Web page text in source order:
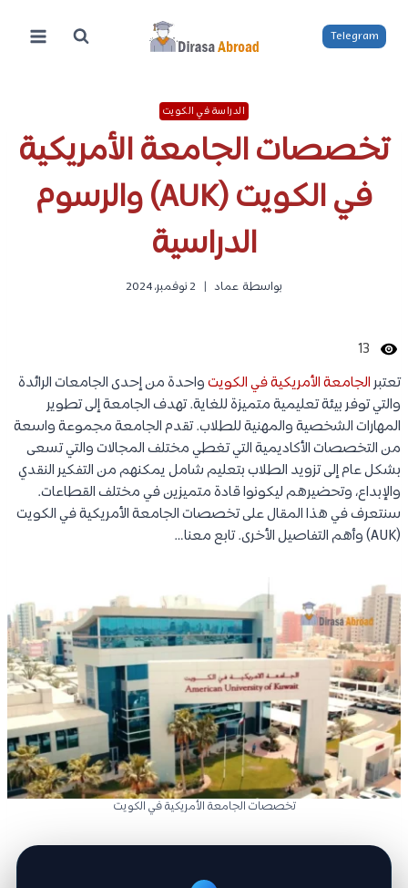
المحتوى
Telegram
الدراسة في الكويت
تخصصات الجامعة الأمريكية
في الكويت (AUK) والرسوم
الدراسية
بواسطة عماد 2 نوفمبر، 2024
13
تعتبرالجامعة الأمريكية في الكويتواحدة من إحدى الجامعات الرائدة
والتي توفر بيئة تعليمية متميزة للغاية. تهدف الجامعة إلى تطوير
المهارات الشخصية والمهنية للطلاب. تقدم الجامعة مجموعة واسعة
من التخصصات الأكاديمية التي تغطي مختلف المجالات والتي تسعى
بشكل عام إلى تزويد الطلاب بتعليم شامل يمكنهم من التفكير النقدي
والإبداع، وتحضيرهم ليكونوا قادة متميزين في مختلف القطاعات.
سنتعرف في هذا المقال على تخصصات الجامعة الأمريكية في الكويت
(AUK) وأهم التفاصيل الأخرى. تابع معنا…
تخصصات الجامعة الأمريكية في الكويت